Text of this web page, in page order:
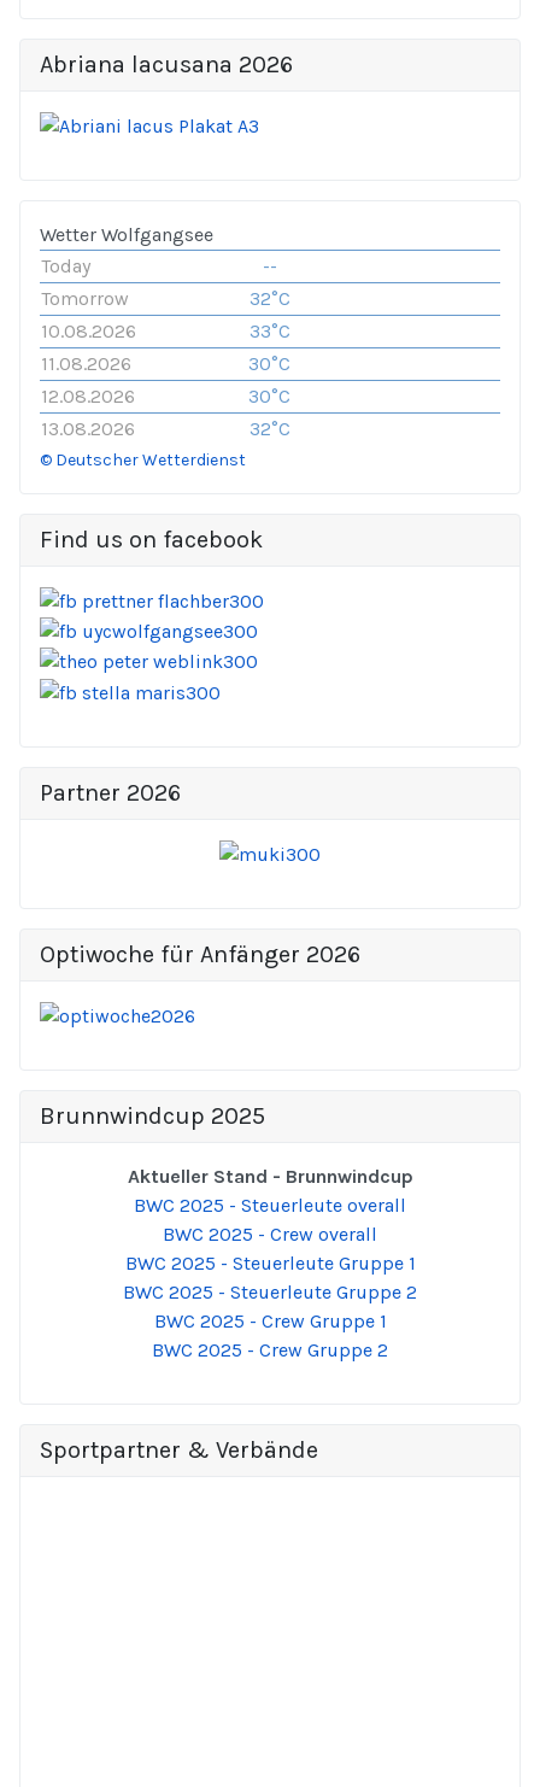
Abriana lacusana 2026
Wetter Wolfgangsee
Today
--
Tomorrow
32°C
10.08.2026
33°C
11.08.2026
30°C
12.08.2026
30°C
13.08.2026
32°C
© Deutscher Wetterdienst
Find us on facebook
Partner 2026
Optiwoche für Anfänger 2026
Brunnwindcup 2025
Aktueller Stand - Brunnwindcup
BWC 2025 - Steuerleute overall
BWC 2025 - Crew overall
BWC 2025 - Steuerleute Gruppe 1
BWC 2025 - Steuerleute Gruppe 2
BWC 2025 - Crew Gruppe 1
BWC 2025 - Crew Gruppe 2
Sportpartner & Verbände